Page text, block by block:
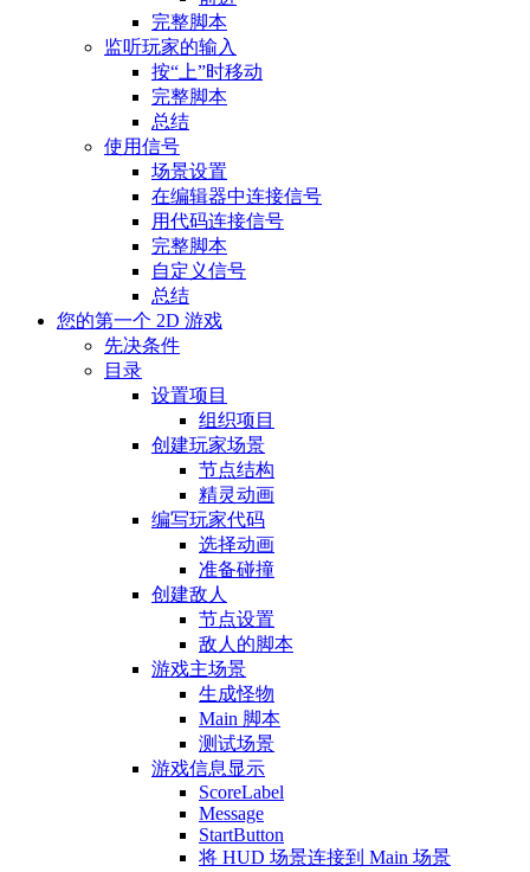
完整脚本
监听玩家的输入
按“上”时移动
完整脚本
总结
使用信号
场景设置
在编辑器中连接信号
用代码连接信号
完整脚本
自定义信号
总结
您的第一个 2D 游戏
先决条件
目录
设置项目
组织项目
创建玩家场景
节点结构
精灵动画
编写玩家代码
选择动画
准备碰撞
创建敌人
节点设置
敌人的脚本
游戏主场景
生成怪物
Main 脚本
测试场景
游戏信息显示
ScoreLabel
Message
StartButton
将 HUD 场景连接到 Main 场景